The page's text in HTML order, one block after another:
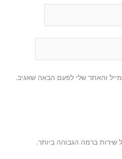
והאתר שלי לפעם הבאה שאגיב.
שירות ברמה הגבוהה ביותר.